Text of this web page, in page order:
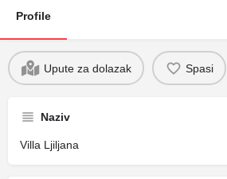
Profile
Upute za dolazak Spasi
Naziv
Villa Ljiljana